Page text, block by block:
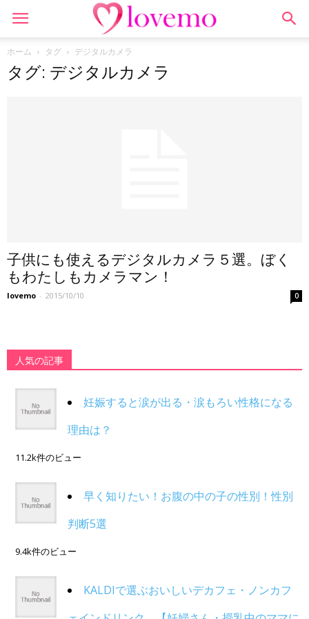
ホーム タグ デジタルカメラ
タグ: デジタルカメラ
子供にも使えるデジタルカメラ５選。ぼく
もわたしもカメラマン！
lovemo - 2015/10/10 0
人気の記事
妊娠すると涙が出る・涙もろい性格になる
理由は？
11.2k件のビュー
早く知りたい！お腹の中の子の性別！性別
判断5選
9.4k件のビュー
KALDIで選ぶおいしいデカフェ・ノンカフ